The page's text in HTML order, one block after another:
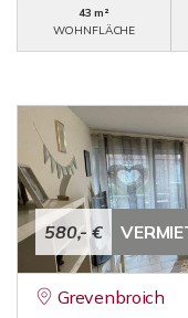
43 m²
WOHNFLÄCHE
580,- €
Grevenbroich